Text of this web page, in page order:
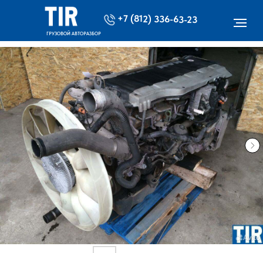
+7 (812) 336-63-23
ГРУЗОВОЙ АВТОРАЗБОР